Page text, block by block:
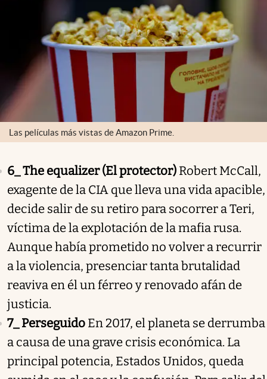
Las películas más vistas de Amazon Prime.
6_ The equalizer (El protector) Robert McCall,
exagente de la CIA que lleva una vida apacible,
decide salir de su retiro para socorrer a Teri,
víctima de la explotación de la mafia rusa.
Aunque había prometido no volver a recurrir
a la violencia, presenciar tanta brutalidad
reaviva en él un férreo y renovado afán de
justicia.
7_ Perseguido En 2017, el planeta se derrumba
a causa de una grave crisis económica. La
principal potencia, Estados Unidos, queda